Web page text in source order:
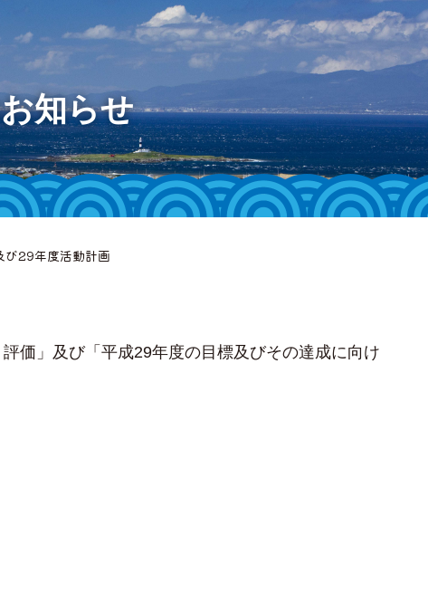
知らせ
29年度活動計画
価」及び「平成29年度の目標及びその達成に向け